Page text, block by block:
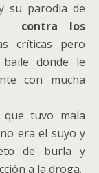
su parodia de
contra los
críticas pero
baile donde le
con mucha
tuvo mala
era el suyo y
de burla y
a la droga.